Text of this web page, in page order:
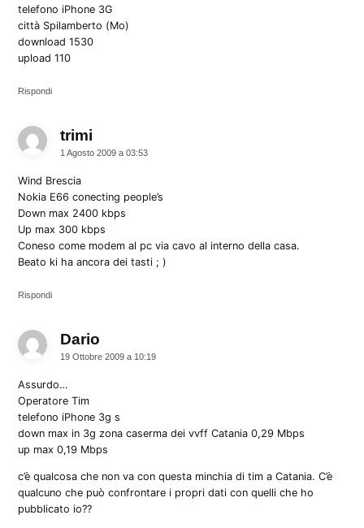
telefono iPhone 3G
città Spilamberto (Mo)
download 1530
upload 110
Rispondi
trimi
1 Agosto 2009 a 03:53
Wind Brescia
Nokia E66 conecting people’s
Down max 2400 kbps
Up max 300 kbps
Coneso come modem al pc via cavo al interno della casa.
Beato ki ha ancora dei tasti ; )
Rispondi
Dario
19 Ottobre 2009 a 10:19
Assurdo…
Operatore Tim
telefono iPhone 3g s
down max in 3g zona caserma dei vvff Catania 0,29 Mbps
up max 0,19 Mbps
c’è qualcosa che non va con questa minchia di tim a Catania. C’è
qualcuno che può confrontare i propri dati con quelli che ho
pubblicato io??